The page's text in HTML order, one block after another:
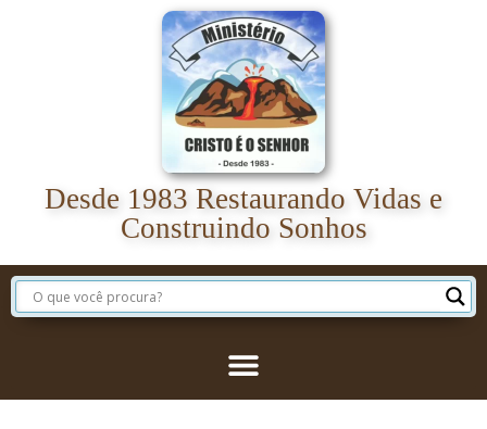
Desde 1983 Restaurando Vidas e
Construindo Sonhos